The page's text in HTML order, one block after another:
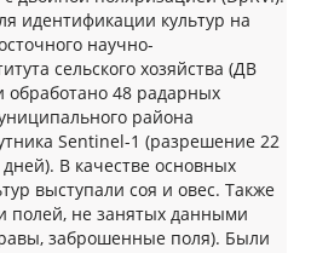
идентификации культур на
научно-
сельского хозяйства (ДВ
48 радарных
района
Sentinel-1 (разрешение 22
В качестве основных
выступали соя и овес. Также
полей, не занятых данными
заброшенные поля). Были